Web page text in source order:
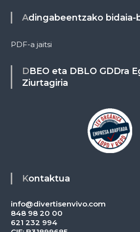
Adingabeentzako bidaia-
PDF-a jaitsi
DBEO eta DBLO GDDra Egokitzapen
Ziurtagiria
Kontaktua
info@divertisenvivo.com
848 98 20 00
621 232 994